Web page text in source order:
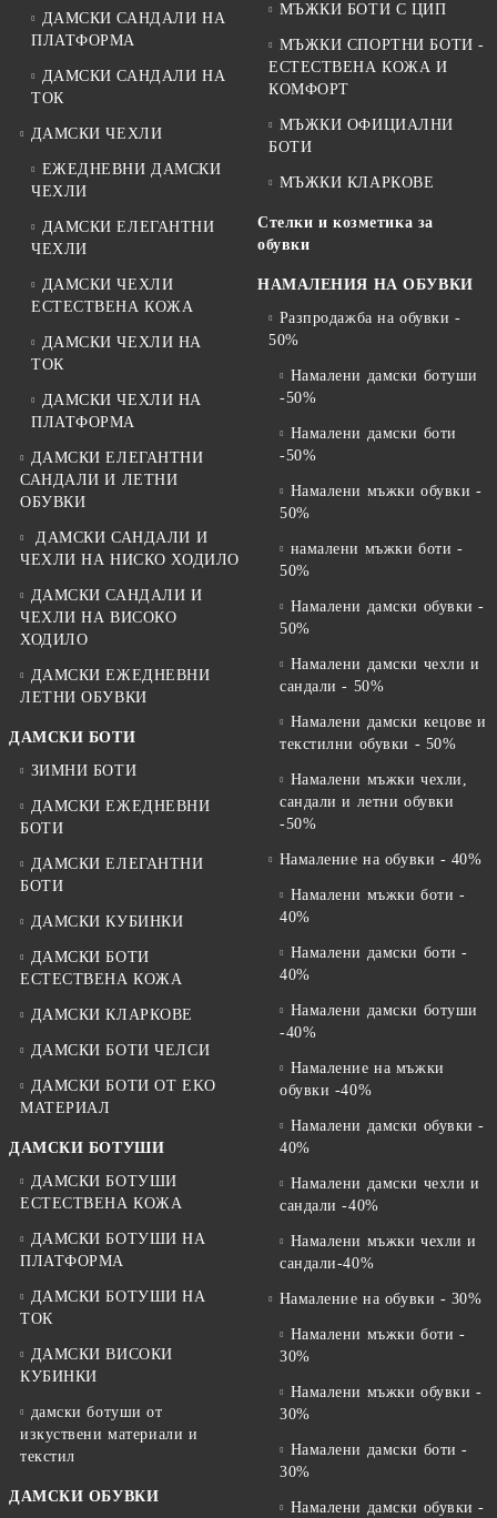
ДАМСКИ САНДАЛИ НА
ПЛАТФОРМА
ДАМСКИ САНДАЛИ НА
ТОК
ДАМСКИ ЧЕХЛИ
ЕЖЕДНЕВНИ ДАМСКИ
ЧЕХЛИ
ДАМСКИ ЕЛЕГАНТНИ
ЧЕХЛИ
ДАМСКИ ЧЕХЛИ
ЕСТЕСТВЕНА КОЖА
ДАМСКИ ЧЕХЛИ НА
ТОК
ДАМСКИ ЧЕХЛИ НА
ПЛАТФОРМА
ДАМСКИ ЕЛЕГАНТНИ
САНДАЛИ И ЛЕТНИ
ОБУВКИ
ДАМСКИ САНДАЛИ И
ЧЕХЛИ НА НИСКО ХОДИЛО
ДАМСКИ САНДАЛИ И
ЧЕХЛИ НА ВИСОКО
ХОДИЛО
ДАМСКИ ЕЖЕДНЕВНИ
ЛЕТНИ ОБУВКИ
ДАМСКИ БОТИ
ЗИМНИ БОТИ
ДАМСКИ ЕЖЕДНЕВНИ
БОТИ
ДАМСКИ ЕЛЕГАНТНИ
БОТИ
ДАМСКИ КУБИНКИ
ДАМСКИ БОТИ
ЕСТЕСТВЕНА КОЖА
ДАМСКИ КЛАРКОВЕ
ДАМСКИ БОТИ ЧЕЛСИ
ДАМСКИ БОТИ ОТ EKO
МАТЕРИАЛ
ДАМСКИ БОТУШИ
ДАМСКИ БОТУШИ
ЕСТЕСТВЕНА КОЖА
ДАМСКИ БОТУШИ НА
ПЛАТФОРМА
ДАМСКИ БОТУШИ НА
ТОК
ДАМСКИ ВИСОКИ
КУБИНКИ
дамски ботуши от
изкуствени материали и
текстил
ДАМСКИ ОБУВКИ
МЪЖКИ БОТИ С ЦИП
МЪЖКИ СПОРТНИ БОТИ -
ЕСТЕСТВЕНА КОЖА И
КОМФОРТ
МЪЖКИ ОФИЦИАЛНИ
БОТИ
МЪЖКИ КЛАРКОВЕ
Стелки и козметика за
обувки
НАМАЛЕНИЯ НА ОБУВКИ
Разпродажба на обувки -
50%
Намалени дамски ботуши
-50%
Намалени дамски боти
-50%
Намалени мъжки обувки -
50%
намалени мъжки боти -
50%
Намалени дамски обувки -
50%
Намалени дамски чехли и
сандали - 50%
Намалени дамски кецове и
текстилни обувки - 50%
Намалени мъжки чехли,
сандали и летни обувки
-50%
Намаление на обувки - 40%
Намалени мъжки боти -
40%
Намалени дамски боти -
40%
Намалени дамски ботуши
-40%
Намаление на мъжки
обувки -40%
Намалени дамски обувки -
40%
Намалени дамски чехли и
сандали -40%
Намалени мъжки чехли и
сандали-40%
Намаление на обувки - 30%
Намалени мъжки боти -
30%
Намалени мъжки обувки -
30%
Намалени дамски боти -
30%
Намалени дамски обувки -